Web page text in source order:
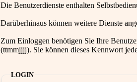
Die Benutzerdienste enthalten
Darüberhinaus können weitere Dienste
Zum Einloggen benötigen Sie Ihre
(ttmmjjjj). Sie können dieses Kennwort
LOGIN